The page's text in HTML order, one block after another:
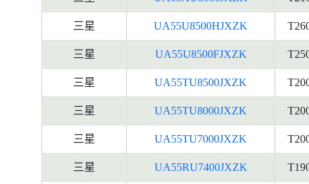
三星 UA55U8500HJXZK
三星 UA55U8500FJXZK
三星 UA55TU8500JXZK
三星 UA55TU8000JXZK
三星 UA55TU7000JXZK
三星 UA55RU7400JXZK